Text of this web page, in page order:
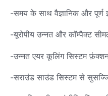
-समय के साथ वैज्ञानिक और पूर्ण
-यूरोपीय उन्नत और कॉम्पैक्ट
-उन्नत एयर कूलिंग सिस्टम
-सराउंड साउंड सिस्टम से